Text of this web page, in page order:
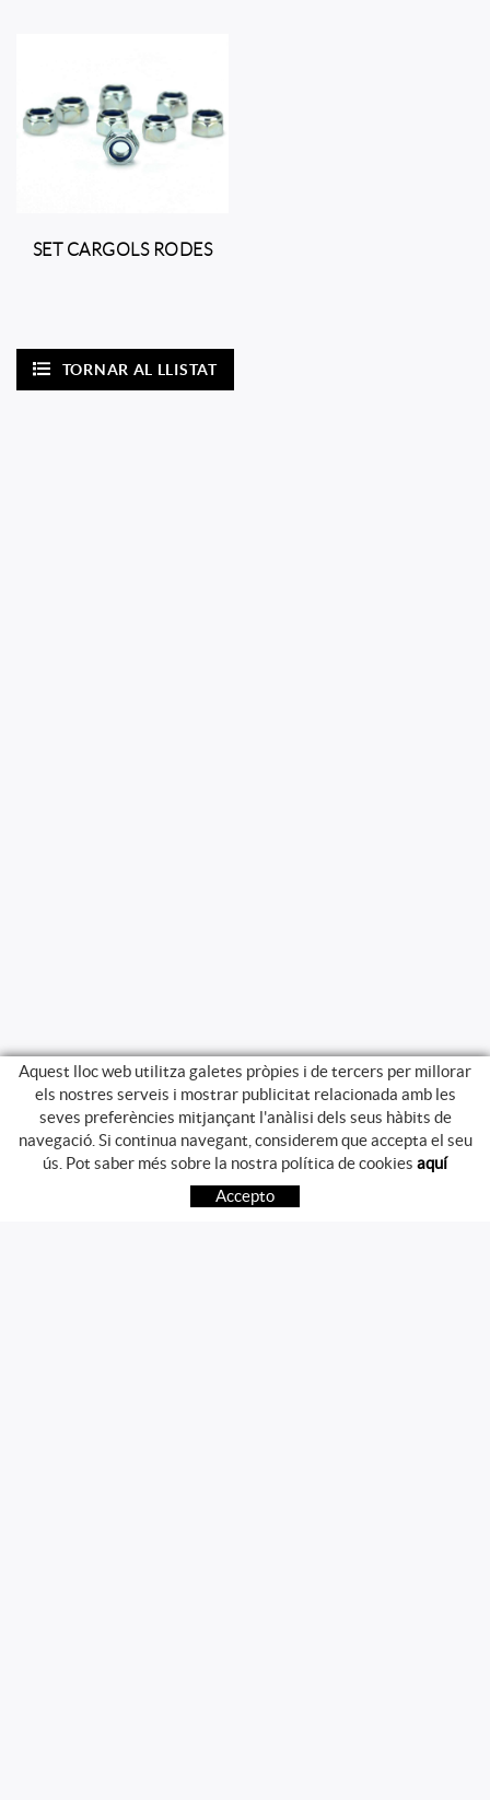
SET CARGOLS RODES
TORNAR AL LLISTAT
GUIA DE COMPRA
COM COMPRAR
PREGUNTES FREQÜENTS
Aquest lloc web utilitza galetes pròpies i de tercers per millorar
els nostres serveis i mostrar publicitat relacionada amb les
seves preferències mitjançant l'anàlisi dels seus hàbits de
navegació. Si continua navegant, considerem que accepta el seu
ús. Pot saber més sobre la nostra política de cookies aquí
Accepto